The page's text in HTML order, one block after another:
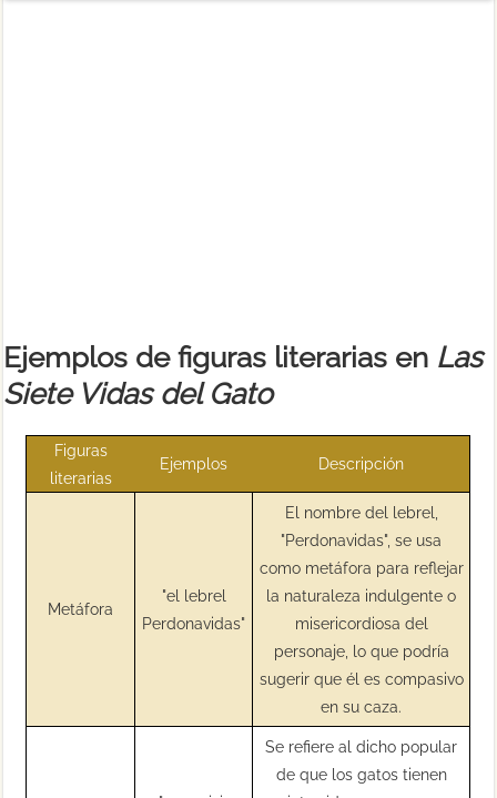
Ejemplos de figuras literarias en Las
Siete Vidas del Gato
Figuras
literarias
Ejemplos Descripción
Metáfora
"el lebrel
Perdonavidas"
El nombre del lebrel,
"Perdonavidas", se usa
como metáfora para reflejar
la naturaleza indulgente o
misericordiosa del
personaje, lo que podría
sugerir que él es compasivo
en su caza.
Se refiere al dicho popular
de que los gatos tienen